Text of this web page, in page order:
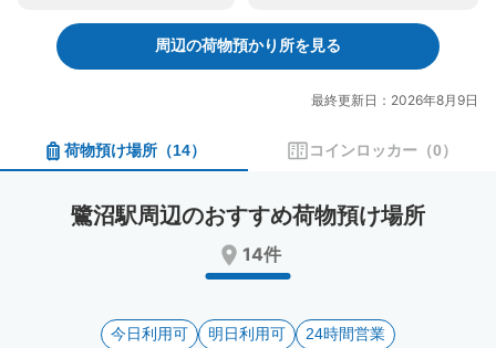
forward
interact
calendar
and
date.
backward
to
interact
calendar
and
a
date.
mark
key
周辺の荷物預かり所を見る
最終更新日：2026年8月9日
荷物預け場所 （14） コインロッカー （0）
鷺沼駅周辺のおすすめ荷物預け場所
14件
今日利用可 明日利用可 24時間営業